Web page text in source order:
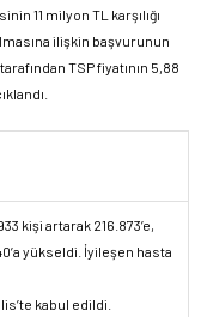
11 milyon TL karşılığı
ilişkin başvurunun
TSP fiyatının 5,88
kişi artarak 216.873’e,
yükseldi. İyileşen hasta
kabul edildi.